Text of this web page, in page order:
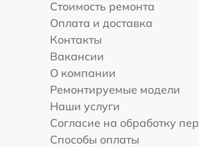
Стоимость ремонта
Оплата и доставка
Контакты
Вакансии
О компании
Ремонтируемые модели
Наши услуги
Согласие на обработку
Способы оплаты